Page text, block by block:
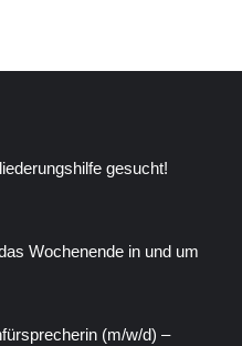
gesucht!
Wochenende in und um
(m/w/d) –